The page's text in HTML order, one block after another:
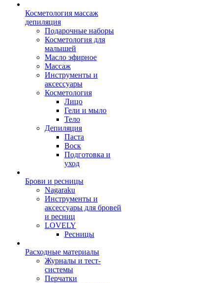
Косметология массаж
депиляция
Подарочные наборы
Косметология для
малышей
Масло эфирное
Массаж
Инструменты и
аксессуары
Косметология
Лицо
Гели и мыло
Тело
Депиляция
Паста
Воск
Подготовка и
уход
Брови и ресницы
Nagaraku
Инструменты и
аксессуары для бровей
и ресниц
LOVELY
Ресницы
Расходные материалы
Журналы и тест-
системы
Перчатки